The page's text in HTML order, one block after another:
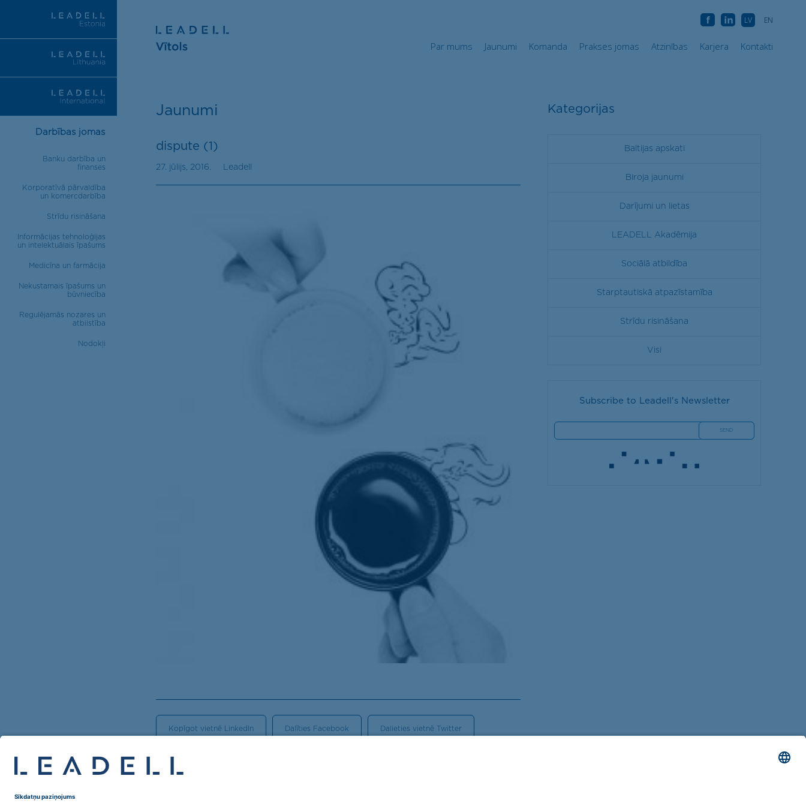
Karjera Kontakti
Darbības jomas
Banku darbība un
finanses
Korporatīvā pārvaldība
un komercdarbība
Strīdu risināšana
Informācijas tehnoloģijas
un intelektuālais īpašums
Medicīna un farmācija
Nekustamais īpašums un
būvniecība
Regulējamās nozares un
atbilstība
Nodokļi
EN
LV
AB
AB
Par mums Jaunumi Komanda Prakses jomas Atzinības Karjera Kontakti
Jaunumi
dispute (1)
27. jūlijs, 2016. Leadell
Kopīgot vietnē LinkedIn Dalīties Facebook Dalieties vietnē Twitter
Kategorijas
Baltijas apskati
Biroja jaunumi
Darījumi un lietas
LEADELL Akadēmija
Sociālā atbildība
Starptautiskā atpazīstamība
Strīdu risināšana
Visi
Subscribe to Leadell's Newsletter